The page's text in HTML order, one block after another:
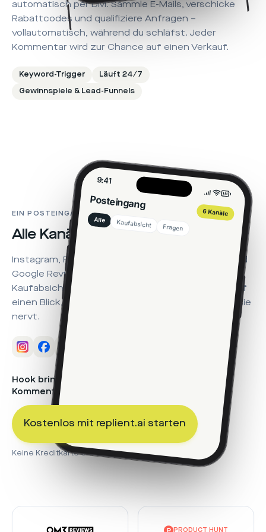
automatisch per DM. Sammle E-Mails, verschicke
Rabattcodes und qualifiziere Anfragen –
vollautomatisch, während du schläfst. Jeder
Kommentar wird zur Chance auf einen Verkauf.
Keyword-Trigger
Läuft 24/7
Gewinnspiele & Lead-Funnels
9:41
Posteingang
6 Kanäle
Alle Kaufabsicht Fragen
31 %
EIN POSTEINGANG + KI-ANALYTICS
Alle Kanäle. Ein Posteingang
Instagram, Facebook, TikTok, YouTube, LinkedIn und
Google Reviews – alles an einem Ort, nach
Kaufabsicht sortiert. Die KI-Analytics zeigen dir auf
einen Blick, was deine Community kauft und was sie
nervt.
Hook bringt Reichweite – replient bringt die
Kommentare unter Kontrolle.
Kostenlos mit replient.ai starten
Keine Kreditkarte erforderlich · jederzeit kündbar
PRODUCT HUNT